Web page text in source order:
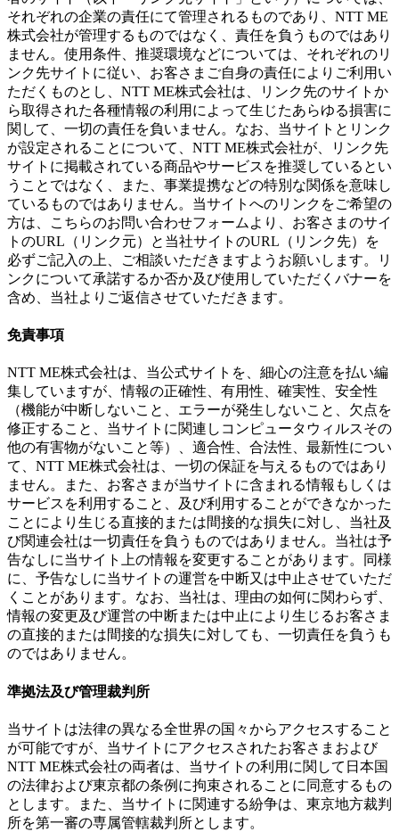
それぞれの企業の責任にて管理されるものであり、NTT ME
株式会社が管理するものではなく、責任を負うものではあり
ません。使用条件、推奨環境などについては、それぞれのリ
ンク先サイトに従い、お客さまご自身の責任によりご利用い
ただくものとし、NTT ME株式会社は、リンク先のサイトか
ら取得された各種情報の利用によって生じたあらゆる損害に
関して、一切の責任を負いません。なお、当サイトとリンク
が設定されることについて、NTT ME株式会社が、リンク先
サイトに掲載されている商品やサービスを推奨しているとい
うことではなく、また、事業提携などの特別な関係を意味し
ているものではありません。当サイトへのリンクをご希望の
方は、こちらのお問い合わせフォームより、お客さまのサイ
トのURL（リンク元）と当社サイトのURL（リンク先）を
必ずご記入の上、ご相談いただきますようお願いします。リ
ンクについて承諾するか否か及び使用していただくバナーを
含め、当社よりご返信させていただきます。
免責事項
NTT ME株式会社は、当公式サイトを、細心の注意を払い編
集していますが、情報の正確性、有用性、確実性、安全性
（機能が中断しないこと、エラーが発生しないこと、欠点を
修正すること、当サイトに関連しコンピュータウィルスその
他の有害物がないこと等）、適合性、合法性、最新性につい
て、NTT ME株式会社は、一切の保証を与えるものではあり
ません。また、お客さまが当サイトに含まれる情報もしくは
サービスを利用すること、及び利用することができなかった
ことにより生じる直接的または間接的な損失に対し、当社及
び関連会社は一切責任を負うものではありません。当社は予
告なしに当サイト上の情報を変更することがあります。同様
に、予告なしに当サイトの運営を中断又は中止させていただ
くことがあります。なお、当社は、理由の如何に関わらず、
情報の変更及び運営の中断または中止により生じるお客さま
の直接的または間接的な損失に対しても、一切責任を負うも
のではありません。
準拠法及び管理裁判所
当サイトは法律の異なる全世界の国々からアクセスすること
が可能ですが、当サイトにアクセスされたお客さまおよび
NTT ME株式会社の両者は、当サイトの利用に関して日本国
の法律および東京都の条例に拘束されることに同意するもの
とします。また、当サイトに関連する紛争は、東京地方裁判
所を第一審の専属管轄裁判所とします。